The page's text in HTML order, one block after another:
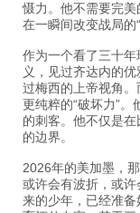
慑力。他不需要完
在一瞬间改变战局的“
作为一个看了三十
义，见过齐达内的
过梅西的上帝视角。
更纯粹的“破坏力”
的刺客。他不仅是
的边界。
2026年的美加墨，
或许会有波折，或
来的少年，已经准